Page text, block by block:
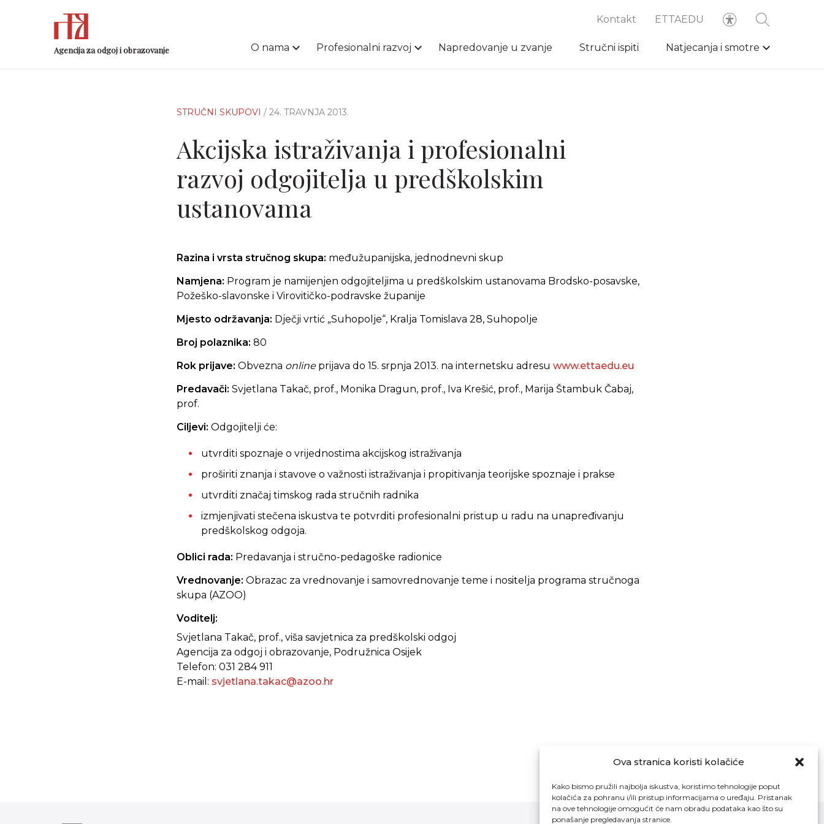
Ova stranica koristi kolačiće
Kako bismo pružili najbolja iskustva, koristimo tehnologije poput
kolačića za pohranu i/ili pristup informacijama o uređaju. Pristanak
na ove tehnologije omogućit će nam obradu podataka kao što su
ponašanje pregledavanja stranice.
Agencija za odgoj i obrazovanje
Kontakt ETTAEDU
O nama Profesionalni razvoj Napredovanje u zvanje Stručni ispiti Natjecanja i smotre
STRUČNI SKUPOVI / 24. TRAVNJA 2013.
Akcijska istraživanja i profesionalni
razvoj odgojitelja u predškolskim
ustanovama
Razina i vrsta stručnog skupa: međužupanijska, jednodnevni skup
Namjena: Program je namijenjen odgojiteljima u predškolskim ustanovama Brodsko-posavske,
Požeško-slavonske i Virovitičko-podravske županije
Mjesto održavanja: Dječji vrtić „Suhopolje“, Kralja Tomislava 28, Suhopolje
Broj polaznika: 80
Rok prijave: Obvezna onlineprijava do 15. srpnja 2013. na internetsku adresu www.ettaedu.eu
Predavači: Svjetlana Takač, prof., Monika Dragun, prof., Iva Krešić, prof., Marija Štambuk Čabaj,
prof.
Ciljevi: Odgojitelji će:
utvrditi spoznaje o vrijednostima akcijskog istraživanja
proširiti znanja i stavove o važnosti istraživanja i propitivanja teorijske spoznaje i prakse
utvrditi značaj timskog rada stručnih radnika
izmjenjivati stečena iskustva te potvrditi profesionalni pristup u radu na unapređivanju
predškolskog odgoja.
Oblici rada: Predavanja i stručno-pedagoške radionice
Vrednovanje: Obrazac za vrednovanje i samovrednovanje teme i nositelja programa stručnoga
skupa (AZOO)
Voditelj:
Svjetlana Takač, prof., viša savjetnica za predškolski odgoj
Agencija za odgoj i obrazovanje, Podružnica Osijek
Telefon: 031 284 911
E-mail: svjetlana.takac@azoo.hr